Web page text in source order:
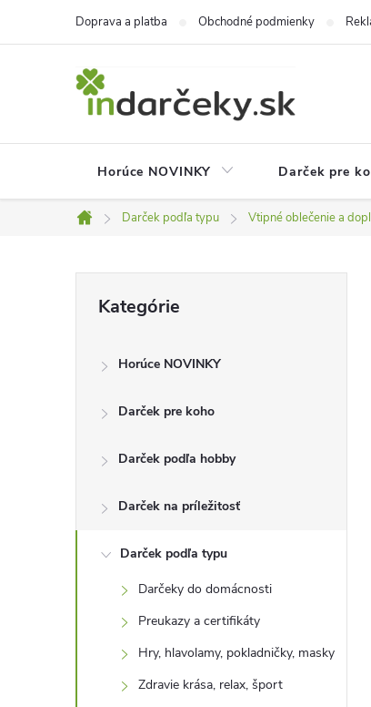
Doprava a platba Obchodné podmienky
Horúce NOVINKY Darček pre
Domov
Darček podľa typu Vtipné oblečenie a
p
kategórie
Kategórie
Horúce NOVINKY
Darček pre koho
Darček podľa hobby
Darček na príležitosť
Darček podľa typu
Darčeky do domácnosti
Preukazy a certifikáty
Hry, hlavolamy, pokladničky, masky
Zdravie krása, relax, šport